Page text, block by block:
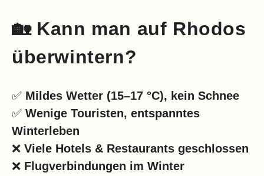
🏡 Kann man auf Rhodos
überwintern?
✅ Mildes Wetter (15–17 °C), kein Schnee
✅ Wenige Touristen, entspanntes
Winterleben
❌ Viele Hotels & Restaurants geschlossen
❌ Flugverbindungen im Winter